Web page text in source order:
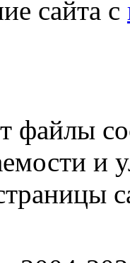
сайта с
файлы
и